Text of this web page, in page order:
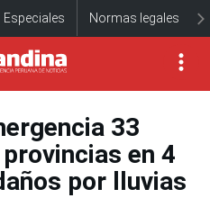
Especiales Normas legales
33
en 4
por lluvias